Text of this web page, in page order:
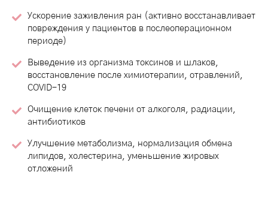
Ускорение заживления ран (активно восстанавливает
повреждения у пациентов в послеоперационном
периоде)
Выведение из организма токсинов и шлаков,
восстановление после химиотерапии, отравлений,
COVID-19
Очищение клеток печени от алкоголя, радиации,
антибиотиков
Улучшение метаболизма, нормализация обмена
липидов, холестерина, уменьшение жировых
отложений